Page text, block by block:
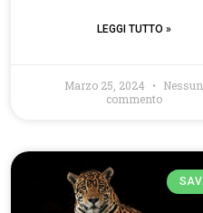
LEGGI TUTTO »
Marzo 25, 2024
Nessun
commento